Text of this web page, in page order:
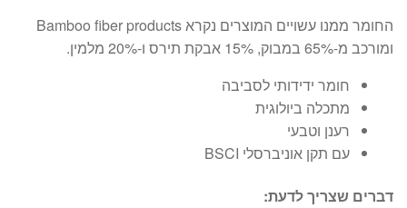
ומורכב מ-65% במבוק, 15% אבקת תירס ו-20% מלמין.
חומר ידידותי לסביבה
מתכלה ביולוגית
רענן וטבעי
עם תקן אוניברסלי BSCI
דברים שצריך לדעת: